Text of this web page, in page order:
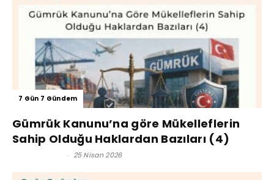
7 Gün 7 Gündem
Gümrük Kanunu’na göre Mükelleflerin
Sahip Olduğu Haklardan Bazıları (4)
- 25 Nisan 2026